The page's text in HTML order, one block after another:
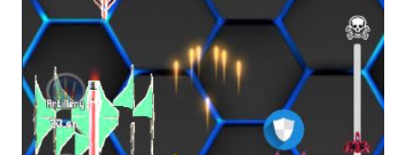
hataların çözümü için ipucu vermesi dileğiyle. İlk
yaptığım mantık hatası, oluşturduğum C# script ' lerinin
isimlerinin unity inspector paneline çağırdığımız
komponentler ile aynı olması. Script' i isimlendirirken
kesinlikle Unity içerisinde bulunan herhangi bir komponent
ile aynı olmamasına dikkat edin. Beni...